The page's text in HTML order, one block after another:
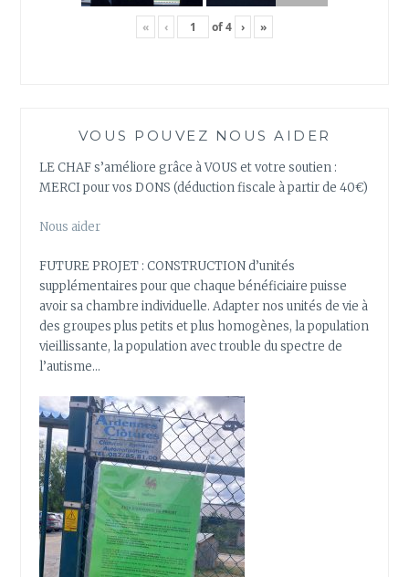
« ‹ of4 › »
VOUS POUVEZ NOUS AIDER
LE CHAF s’améliore grâce à VOUS et votre soutien :
MERCI pour vos DONS (déduction fiscale à partir de 40€)
Nous aider
FUTURE PROJET : CONSTRUCTION d’unités
supplémentaires pour que chaque bénéficiaire puisse
avoir sa chambre individuelle. Adapter nos unités de vie à
des groupes plus petits et plus homogènes, la population
vieillissante, la population avec trouble du spectre de
l’autisme…